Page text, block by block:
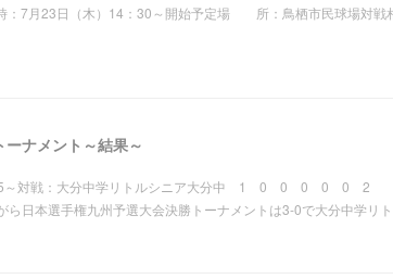
7月23日（木）14：30～開始予定場 所：鳥栖市民球場対戦
ナメント～結果～
11：45～対戦：大分中学リトルシニア大分中 1
権九州予選大会決勝トーナメントは3-0で大分中学リトル